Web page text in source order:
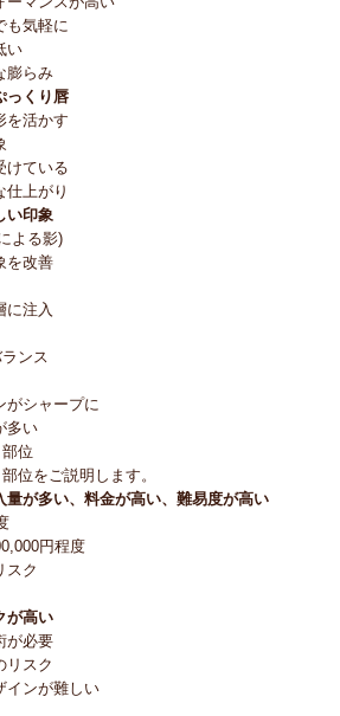
も気軽に
い
膨らみ
っくり唇
を活かす
けている
仕上がり
い印象
よる影)
を改善
に注入
ンス
がシャープに
多い
位
位をご説明します。
量が多い、料金が高い、難易度が高い
円程度
スク
が高い
が必要
リスク
インが難しい